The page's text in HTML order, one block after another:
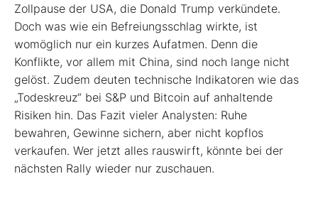
Zollpause der USA, die Donald Trump verkündete.
Doch was wie ein Befreiungsschlag wirkte, ist
womöglich nur ein kurzes Aufatmen. Denn die
Konflikte, vor allem mit China, sind noch lange nicht
gelöst. Zudem deuten technische Indikatoren wie das
„Todeskreuz“ bei S&P und Bitcoin auf anhaltende
Risiken hin. Das Fazit vieler Analysten: Ruhe
bewahren, Gewinne sichern, aber nicht kopflos
verkaufen. Wer jetzt alles rauswirft, könnte bei der
nächsten Rally wieder nur zuschauen.